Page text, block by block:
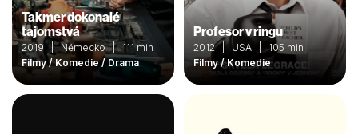
Takmer dokonalé
tajomstvá
2019 | Německo | 111 min
Filmy / Komedie / Drama
Profesor v ringu
2012 | USA | 105 min
Filmy / Komedie